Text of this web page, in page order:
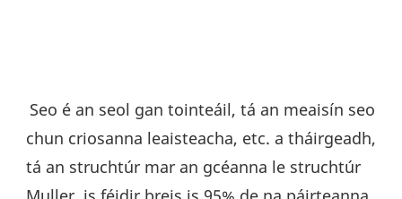
Seo é an seol gan tointeáil, tá an meaisín seo
chun criosanna leaisteacha, etc. a tháirgeadh,
tá an struchtúr mar an gcéanna le struchtúr